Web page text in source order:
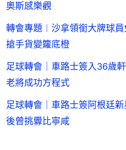
奧斯感樂觀
轉會專題︱沙拿領銜大牌球
搶手貨變籮底橙
足球轉會｜車路士簽入36歲
老將成功方程式
足球轉會｜車路士簽阿根廷
後曾挑釁比寧咸